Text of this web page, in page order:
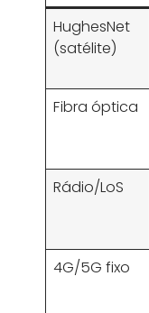
HughesNet
(satélite)
Fibra óptica
Rádio/LoS
4G/5G fixo